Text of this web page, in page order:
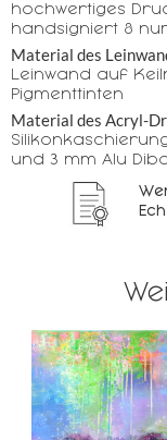
hochwertiges
handsigniert &
Material des
Leinwand auf
Pigmenttinten
Material des Acryl-
und 3 mm Alu